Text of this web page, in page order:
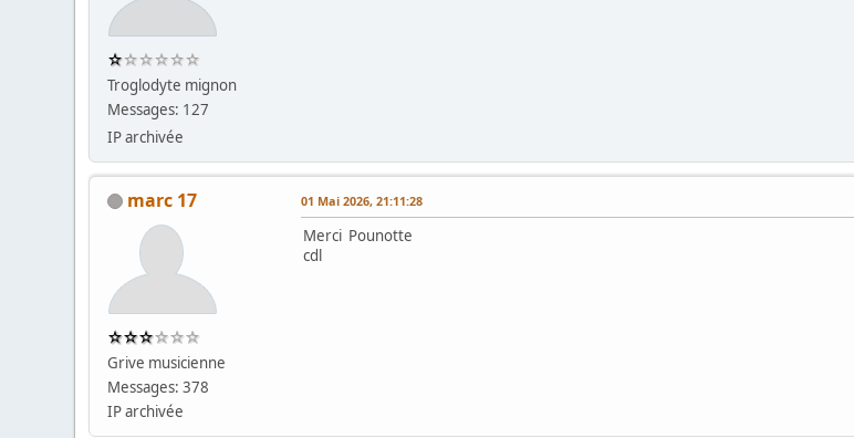
Troglodyte mignon
Messages: 127
IP archivée
marc 17
Grive musicienne
Messages: 378
IP archivée
01 Mai 2026, 21:11:28
Merci Pounotte
cdl